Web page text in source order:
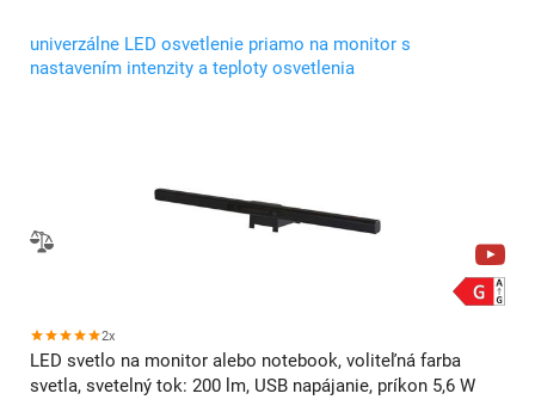
univerzálne LED osvetlenie priamo na monitor s
nastavením intenzity a teploty osvetlenia
2x
LED svetlo na monitor alebo notebook, voliteľná farba
svetla, svetelný tok: 200 lm, USB napájanie, príkon 5,6 W